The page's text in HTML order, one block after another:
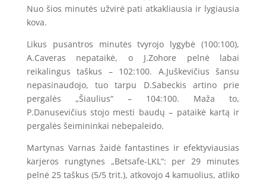
Nuo šios minutės užvirė pati atkakliausia ir lygiausia
kova.
Likus pusantros minutės tvyrojo lygybė (100:100),
A.Caveras nepataikė, o J.Zohore pelnė labai
reikalingus taškus – 102:100. A.Juškevičius šansu
nepasinaudojo, tuo tarpu D.Sabeckis artino prie
pergalės „Šiaulius“ – 104:100. Maža to,
P.Danusevičius stojo mesti baudų – pataikė kartą ir
pergalės šeimininkai nebepaleido.
Martynas Varnas žaidė fantastines ir efektyviausias
karjeros rungtynes „Betsafe-LKL“: per 29 minutes
pelnė 25 taškus (5/5 trit.), atkovojo 4 kamuolius, atliko